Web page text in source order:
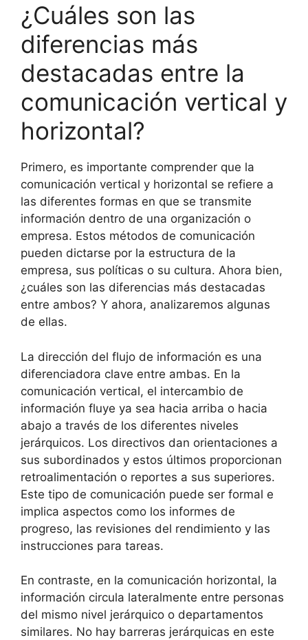
¿Cuáles son las
diferencias más
destacadas entre la
comunicación vertical y
horizontal?
Primero, es importante comprender que la
comunicación vertical y horizontal se refiere a
las diferentes formas en que se transmite
información dentro de una organización o
empresa. Estos métodos de comunicación
pueden dictarse por la estructura de la
empresa, sus políticas o su cultura. Ahora bien,
¿cuáles son las diferencias más destacadas
entre ambos? Y ahora, analizaremos algunas
de ellas.
La dirección del flujo de información es una
diferenciadora clave entre ambas. En la
comunicación vertical, el intercambio de
información fluye ya sea hacia arriba o hacia
abajo a través de los diferentes niveles
jerárquicos. Los directivos dan orientaciones a
sus subordinados y estos últimos proporcionan
retroalimentación o reportes a sus superiores.
Este tipo de comunicación puede ser formal e
implica aspectos como los informes de
progreso, las revisiones del rendimiento y las
instrucciones para tareas.
En contraste, en la comunicación horizontal, la
información circula lateralmente entre personas
del mismo nivel jerárquico o departamentos
similares. No hay barreras jerárquicas en este